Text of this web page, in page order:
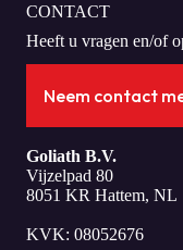
CONTACT
Heeft u vragen en/of
Neem contact
Goliath B.V.
Vijzelpad 80
8051 KR Hattem, NL
KVK: 08052676